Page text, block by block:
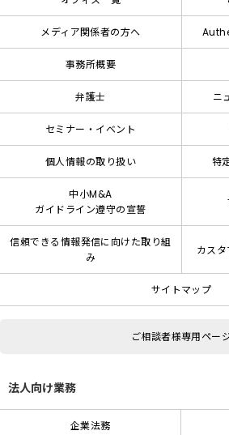
メディア関係者の方へ
事務所概要
弁護士 ニ
セミナー・イベント
個人情報の取り扱い 特
中小M&A
ガイドライン遵守の宣誓
信頼できる情報発信に向けた取り組
み
カス
サイトマップ
ご相談者様専用ペー
法人向け業務
企業法務